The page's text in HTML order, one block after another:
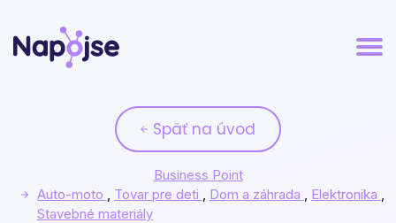
Späť na úvod
Business Point
Auto-moto , Tovar pre deti , Dom a záhrada , Elektronika ,
Stavebné materiály